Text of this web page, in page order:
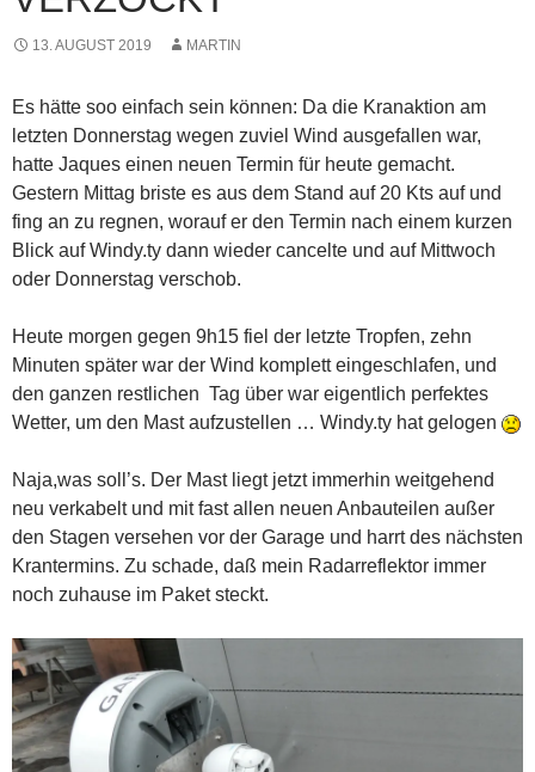
13. AUGUST 2019 MARTIN
Es hätte soo einfach sein können: Da die Kranaktion am
letzten Donnerstag wegen zuviel Wind ausgefallen war,
hatte Jaques einen neuen Termin für heute gemacht.
Gestern Mittag briste es aus dem Stand auf 20 Kts auf und
fing an zu regnen, worauf er den Termin nach einem kurzen
Blick auf Windy.ty dann wieder cancelte und auf Mittwoch
oder Donnerstag verschob.
Heute morgen gegen 9h15 fiel der letzte Tropfen, zehn
Minuten später war der Wind komplett eingeschlafen, und
den ganzen restlichen Tag über war eigentlich perfektes
Wetter, um den Mast aufzustellen … Windy.ty hat gelogen
Naja,was soll’s. Der Mast liegt jetzt immerhin weitgehend
neu verkabelt und mit fast allen neuen Anbauteilen außer
den Stagen versehen vor der Garage und harrt des nächsten
Krantermins. Zu schade, daß mein Radarreflektor immer
noch zuhause im Paket steckt.